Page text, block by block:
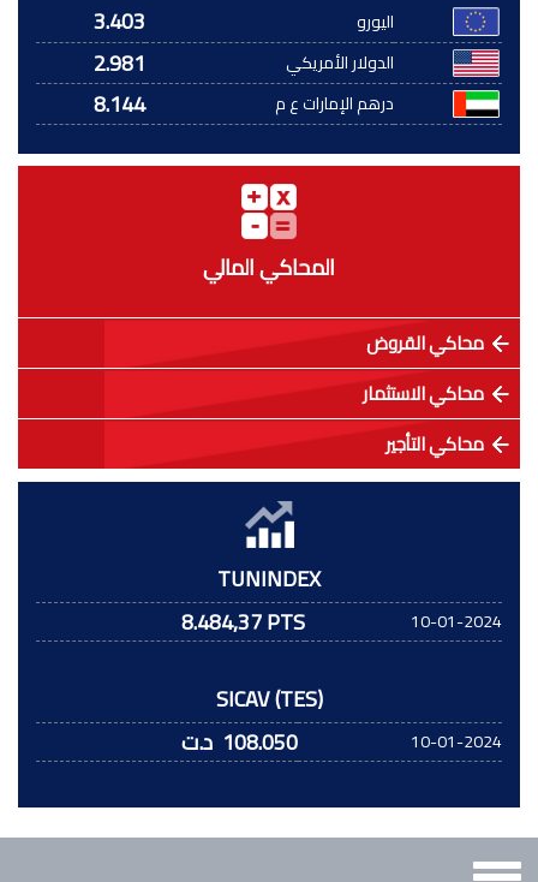
اليورو 3.403
الدولار الأمريكي 2.981
درهم الإمارات ع م 8.144
المحاكي المالي
محاكي القروض
محاكي الاستثمار
محاكي التأجير
TUNINDEX
10-01-2024
8.484,37 PTS
SICAV (TES)
10-01-2024
108.050 د.ت
Toggle